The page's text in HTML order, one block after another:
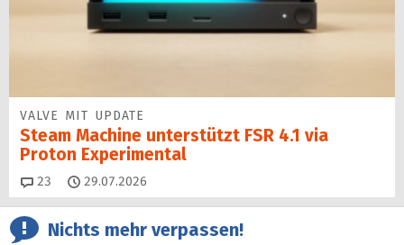
VALVE MIT UPDATE
Steam Machine unterstützt FSR 4.1 via
Proton Experimental
23 Kommentare
29.07.2026
Nichts mehr verpassen!